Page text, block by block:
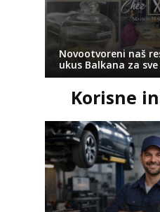
Novootvoreni naš
ukus Balkana za
Korisne